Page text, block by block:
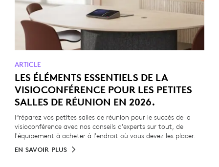
ARTICLE
LES ÉLÉMENTS ESSENTIELS DE LA
VISIOCONFÉRENCE POUR LES PETITES
SALLES DE RÉUNION EN 2026.
Préparez vos petites salles de réunion pour le succès de la
visioconférence avec nos conseils d'experts sur tout, de
l'équipement à acheter à l'endroit où vous devez les placer.
EN SAVOIR PLUS